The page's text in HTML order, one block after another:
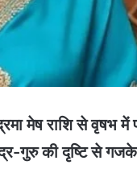
मेष राशि से वृषभ
गुरु की दृष्टि से